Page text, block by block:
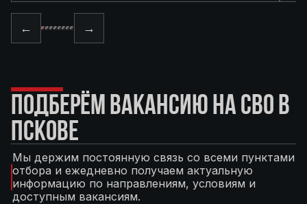
← →
ПОДБЕРЁМ ВАКАНСИЮ НА СВО В
ПСКОВЕ
Мы держим постоянную связь со всеми пунктами
отбора и ежедневно получаем актуальную
информацию по направлениям, условиям и
доступным вакансиям.